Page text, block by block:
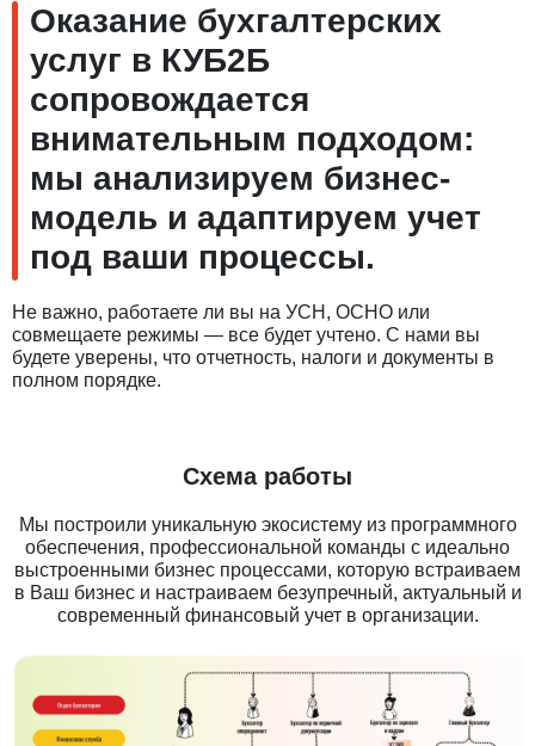
Оказание бухгалтерских
услуг в КУБ2Б
сопровождается
внимательным подходом:
мы анализируем бизнес-
модель и адаптируем учет
под ваши процессы.
Не важно, работаете ли вы на УСН, ОСНО или
совмещаете режимы — все будет учтено. С нами вы
будете уверены, что отчетность, налоги и документы в
полном порядке.
Схема работы
Мы построили уникальную экосистему из программного
обеспечения, профессиональной команды с идеально
выстроенными бизнес процессами, которую встраиваем
в Ваш бизнес и настраиваем безупречный, актуальный и
современный финансовый учет в организации.